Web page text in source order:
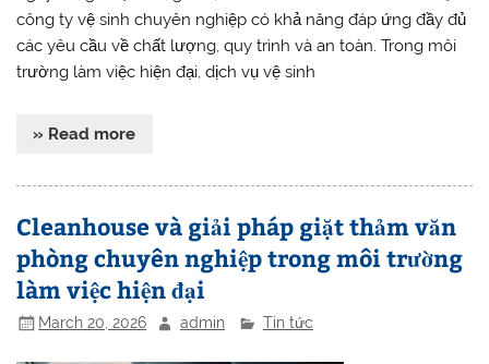
công ty vệ sinh chuyên nghiệp có khả năng đáp ứng đầy đủ
các yêu cầu về chất lượng, quy trình và an toàn. Trong môi
trường làm việc hiện đại, dịch vụ vệ sinh
» Read more
Cleanhouse và giải pháp giặt thảm văn
phòng chuyên nghiệp trong môi trường
làm việc hiện đại
March 20, 2026 admin Tin tức